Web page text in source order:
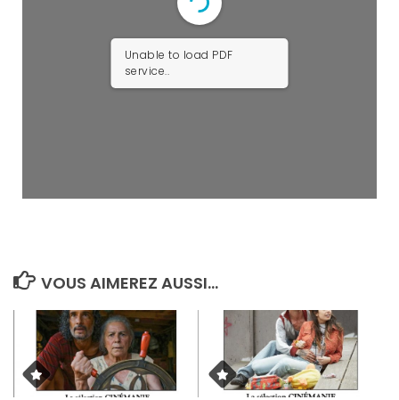
Unable to load PDF
service..
VOUS AIMEREZ AUSSI...